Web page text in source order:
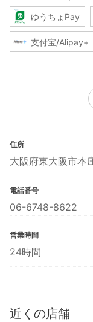
ゆうちょPay
支付宝/Alipay+
住所
大阪府東大阪市本
電話番号
06-6748-8622
営業時間
24時間
近くの店舗